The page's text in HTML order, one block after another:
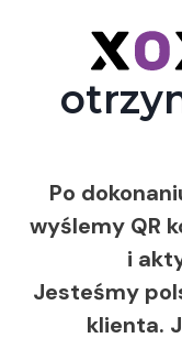
Po
wyślemy QR
i
Jesteśmy
klienta.